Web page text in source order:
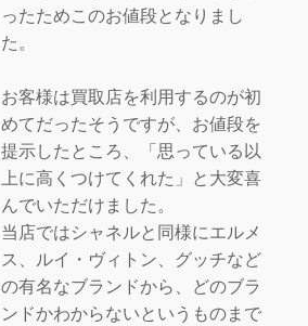
ったためこのお値段となりまし
た。
お客様は買取店を利用するのが初
めてだったそうですが、お値段を
提示したところ、「思っている以
上に高くつけてくれた」と大変喜
んでいただけました。
当店ではシャネルと同様にエルメ
ス、ルイ・ヴィトン、グッチなど
の有名なブランドから、どのブラ
ンドかわからないというものまで